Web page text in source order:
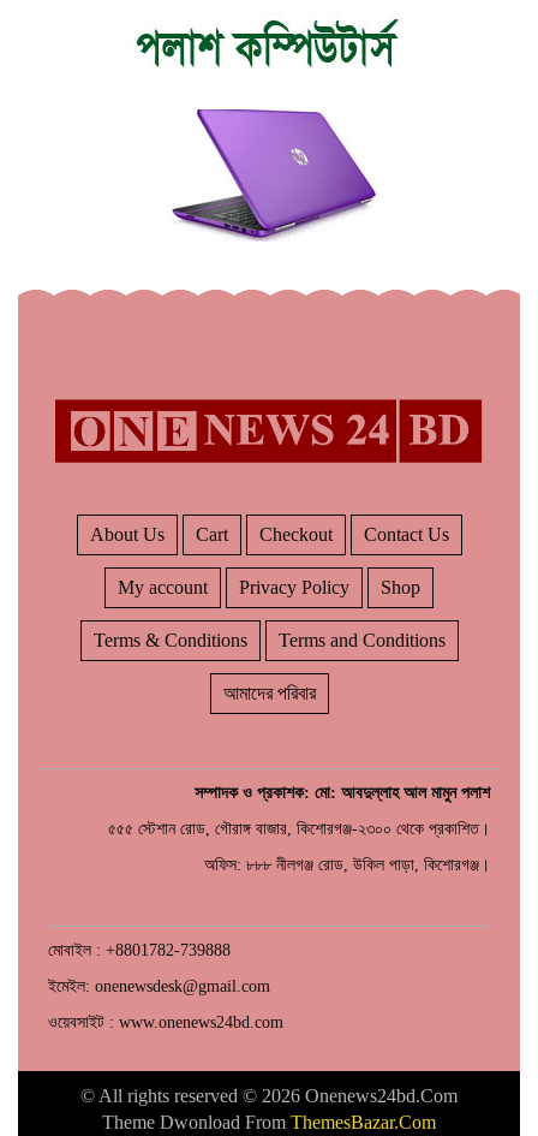
About Us Cart Checkout Contact Us
My account Privacy Policy Shop
Terms & Conditions Terms and Conditions
আমাদের পরিবার
সম্পাদক ও প্রকাশক: মো: আবদুল্লাহ আল মামুন পলাশ
৫৫৫ স্টেশান রোড, গৌরাঙ্গ বাজার, কিশোরগঞ্জ-২৩০০ থেকে প্রকাশিত।
অফিস: ৮৮৮ নীলগঞ্জ রোড, উকিল পাড়া, কিশোরগঞ্জ।
মোবাইল : +8801782-739888
ইমেইল: onenewsdesk@gmail.com
ওয়েবসাইট : www.onenews24bd.com
© All rights reserved © 2026 Onenews24bd.Com
Theme Dwonload From ThemesBazar.Com